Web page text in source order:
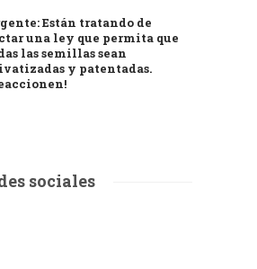
Están tratando de
una ley que permita que
las semillas sean
y patentadas.
sociales